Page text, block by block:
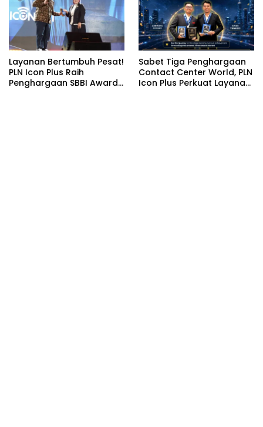
Layanan Bertumbuh Pesat!
PLN Icon Plus Raih
Penghargaan SBBI Awards
Sabet Tiga Penghargaan
Contact Center World, PLN
Icon Plus Perkuat Layanan